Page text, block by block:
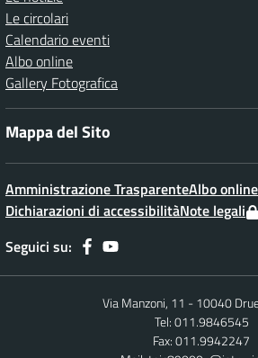
Le circolari
Calendario eventi
Albo online
Gallery Fotografica
Mappa del Sito
Amministrazione TrasparenteAlbo online
Dichiarazioni di accessibilitàNote legali
Seguici su:
Via Manzoni, 11 - 10040
Tel: 011.9846545
Fax: 011.9942247